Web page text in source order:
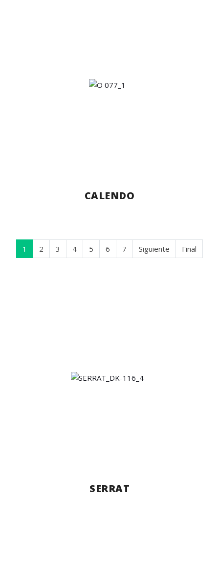
SERRAT
CALENDO
1 2 3 4 5 6 7 Siguiente Final